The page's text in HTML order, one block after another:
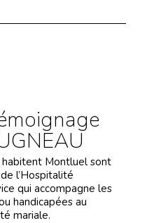
habitent Montluel sont
l’Hospitalité
qui accompagne les
handicapées au
mariale.